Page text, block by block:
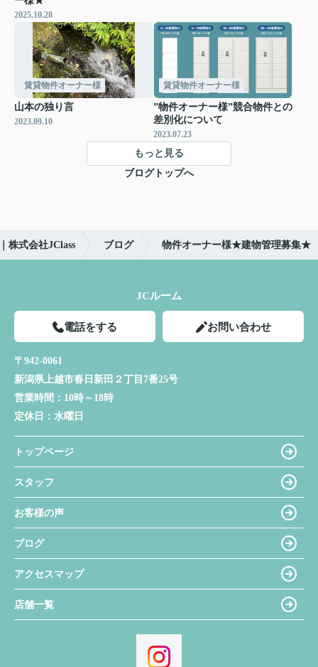
2025.10.28
賃貸物件オーナー様
山本の独り言
2023.09.10
賃貸物件オーナー様
”物件オーナー様”競合物件との
差別化について
2023.07.23
もっと見る
ブログトップへ
株式会社JClass ブログ 物件オーナー様★建物管理募集★
JCルーム
電話をする お問い合わせ
〒942-0061
新潟県上越市春日新田２丁目7番25号
営業時間： 10時～18時
定休日： 水曜日
トップページ
スタッフ
お客様の声
ブログ
アクセスマップ
店舗一覧